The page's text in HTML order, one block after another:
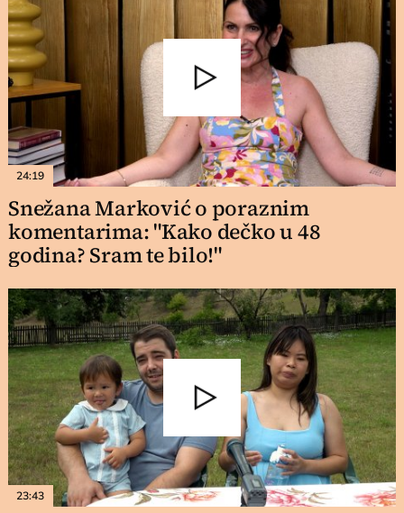
24:19
Snežana Marković o poraznim
komentarima: "Kako dečko u 48
godina? Sram te bilo!"
23:43